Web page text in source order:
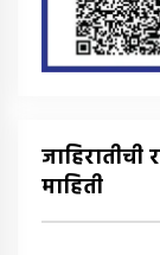
माहिती